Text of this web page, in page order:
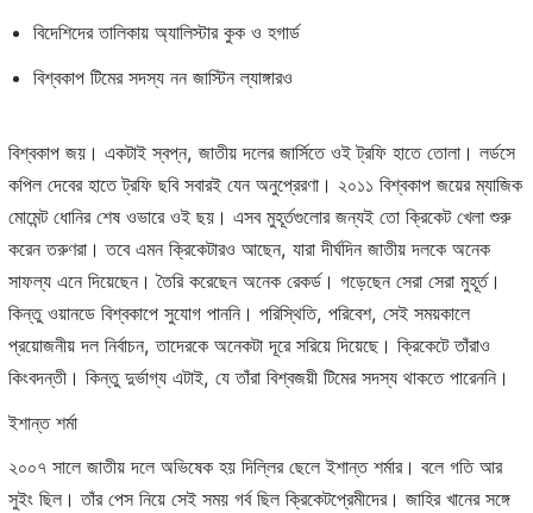
বিদেশিদের তালিকায় অ্যালিস্টার কুক ও হগার্ড
বিশ্বকাপ টিমের সদস্য নন জাস্টিন ল্যাঙ্গারও
বিশ্বকাপ জয়। একটাই স্বপ্ন, জাতীয় দলের জার্সিতে ওই ট্রফি হাতে তোলা। লর্ডসে
কপিল দেবের হাতে ট্রফি ছবি সবারই যেন অনুপ্রেরণা। ২০১১ বিশ্বকাপ জয়ের ম্যাজিক
মোমেন্ট ধোনির শেষ ওভারে ওই ছয়। এসব মুহূর্তগুলোর জন্যই তো ক্রিকেট খেলা শুরু
করেন তরুণরা। তবে এমন ক্রিকেটারও আছেন, যারা দীর্ঘদিন জাতীয় দলকে অনেক
সাফল্য এনে দিয়েছেন। তৈরি করেছেন অনেক রেকর্ড। গড়েছেন সেরা সেরা মুহূর্ত।
কিন্তু ওয়ানডে বিশ্বকাপে সুযোগ পাননি। পরিস্থিতি, পরিবেশ, সেই সময়কালে
প্রয়োজনীয় দল নির্বাচন, তাদেরকে অনেকটা দূরে সরিয়ে দিয়েছে। ক্রিকেটে তাঁরাও
কিংবদন্তী। কিন্তু দুর্ভাগ্য এটাই, যে তাঁরা বিশ্বজয়ী টিমের সদস্য থাকতে পারেননি।
ইশান্ত শর্মা
২০০৭ সালে জাতীয় দলে অভিষেক হয় দিল্লির ছেলে ইশান্ত শর্মার। বলে গতি আর
সুইং ছিল। তাঁর পেস নিয়ে সেই সময় গর্ব ছিল ক্রিকেটপ্রেমীদের। জাহির খানের সঙ্গে